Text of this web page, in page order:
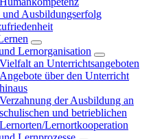
und Ausbildungserfolg
Lernorganisation
Vielfalt an Unterrichtsangeboten
Angebote über den Unterricht
hinaus
Verzahnung der Ausbildung an
schulischen und betrieblichen
Lernorten/Lernortkooperation